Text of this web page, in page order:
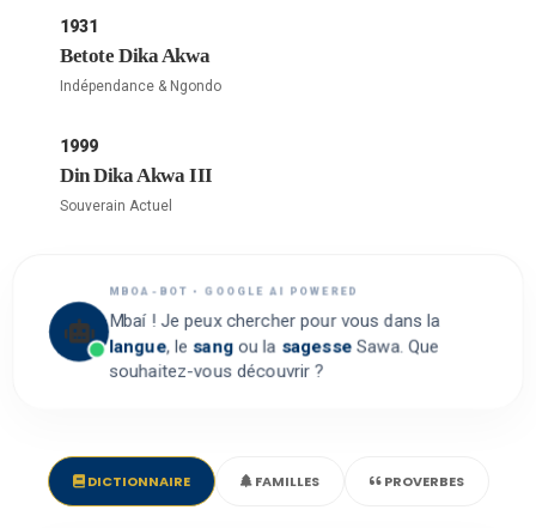
1931
Betote Dika Akwa
Indépendance & Ngondo
1999
Din Dika Akwa III
Souverain Actuel
MBOA-BOT • GOOGLE AI POWERED
Mbaí ! Je peux chercher pour vous dans la
langue, le sangou la sagesse Sawa. Que
souhaitez-vous découvrir ?
DICTIONNAIRE FAMILLES PROVERBES